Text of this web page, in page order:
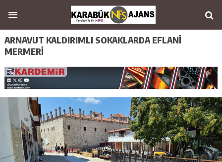
ARNAVUT KALDIRIMLI SOKAKLARDA EFLANİ
MERMERİ